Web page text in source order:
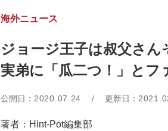
海外ニュース
ジョージ王子は叔父さ
実弟に「瓜二つ！」とフ
公開日： 2020.07.24 / 更新日：
著者：Hint-Pot編集部